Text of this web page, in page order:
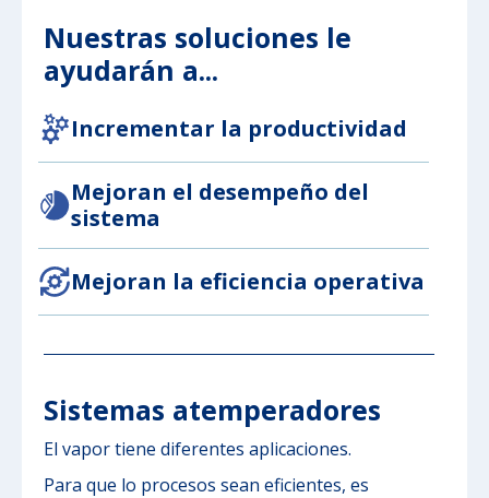
Nuestras soluciones le
ayudarán a...
Incrementar la productividad
Mejoran el desempeño del
sistema
Mejoran la eficiencia operativa
Sistemas atemperadores
El vapor tiene diferentes aplicaciones.
Para que lo procesos sean eficientes, es